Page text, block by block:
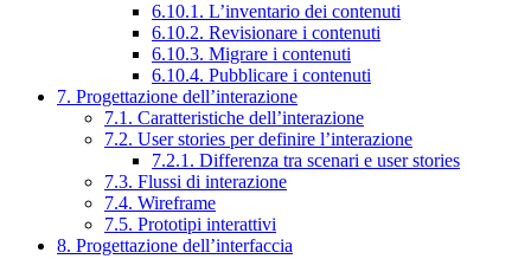
6.10.1. L’inventario dei contenuti
6.10.2. Revisionare i contenuti
6.10.3. Migrare i contenuti
6.10.4. Pubblicare i contenuti
7. Progettazione dell’interazione
7.1. Caratteristiche dell’interazione
7.2. User stories per definire l’interazione
7.2.1. Differenza tra scenari e user stories
7.3. Flussi di interazione
7.4. Wireframe
7.5. Prototipi interattivi
8. Progettazione dell’interfaccia